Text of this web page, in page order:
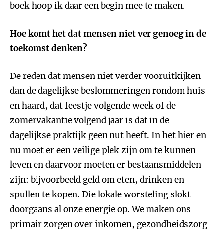
boek hoop ik daar een begin mee te maken.
Hoe komt het dat mensen niet ver genoeg in de
toekomst denken?
De reden dat mensen niet verder vooruitkijken
dan de dagelijkse beslommeringen rondom huis
en haard, dat feestje volgende week of de
zomervakantie volgend jaar is dat in de
dagelijkse praktijk geen nut heeft. In het hier en
nu moet er een veilige plek zijn om te kunnen
leven en daarvoor moeten er bestaansmiddelen
zijn: bijvoorbeeld geld om eten, drinken en
spullen te kopen. Die lokale worsteling slokt
doorgaans al onze energie op. We maken ons
primair zorgen over inkomen, gezondheidszorg